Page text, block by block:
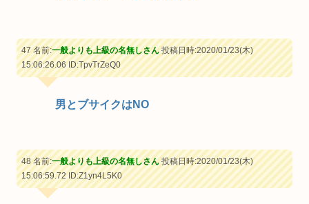
47 名前:一般よりも上級の名無しさん投稿日時:2020/01/23(木)
15:06:26.06ID:TpvTrZeQ0
男とブサイクはNO
48 名前:一般よりも上級の名無しさん投稿日時:2020/01/23(木)
15:06:59.72ID:Z1yn4L5K0